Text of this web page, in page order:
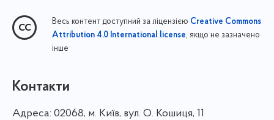
Весь контент доступний за ліцензією Creative Commons
Attribution 4.0 International license, якщо не зазначено
інше
Контакти
Адреса: 02068, м. Київ, вул. О. Кошиця, 11